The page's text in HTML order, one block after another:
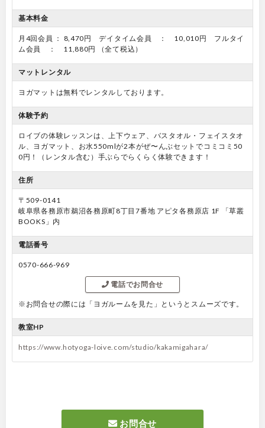
基本料金
月4回会員 ： 8,470円 デイタイム会員 ： 10,010円 フルタイ
ム会員 ： 11,880円 （全て税込）
マットレンタル
ヨガマットは無料でレンタルしております。
体験予約
ロイブの体験レッスンは、上下ウェア、バスタオル・フェイスタオ
ル、ヨガマット、お水550mlが2本がぜ〜んぶセットでコミコミ50
0円！（レンタル含む）手ぶらでらくらく体験できます！
住所
〒509-0141
岐阜県各務原市鵜沼各務原町8丁目7番地 アピタ各務原店 1F 「草叢
BOOKS」内
電話番号
0570-666-969
電話でお問合せ
※お問合せの際には「ヨガルームを見た」というとスムーズです。
教室HP
https://www.hotyoga-loive.com/studio/kakamigahara/
お問合せ